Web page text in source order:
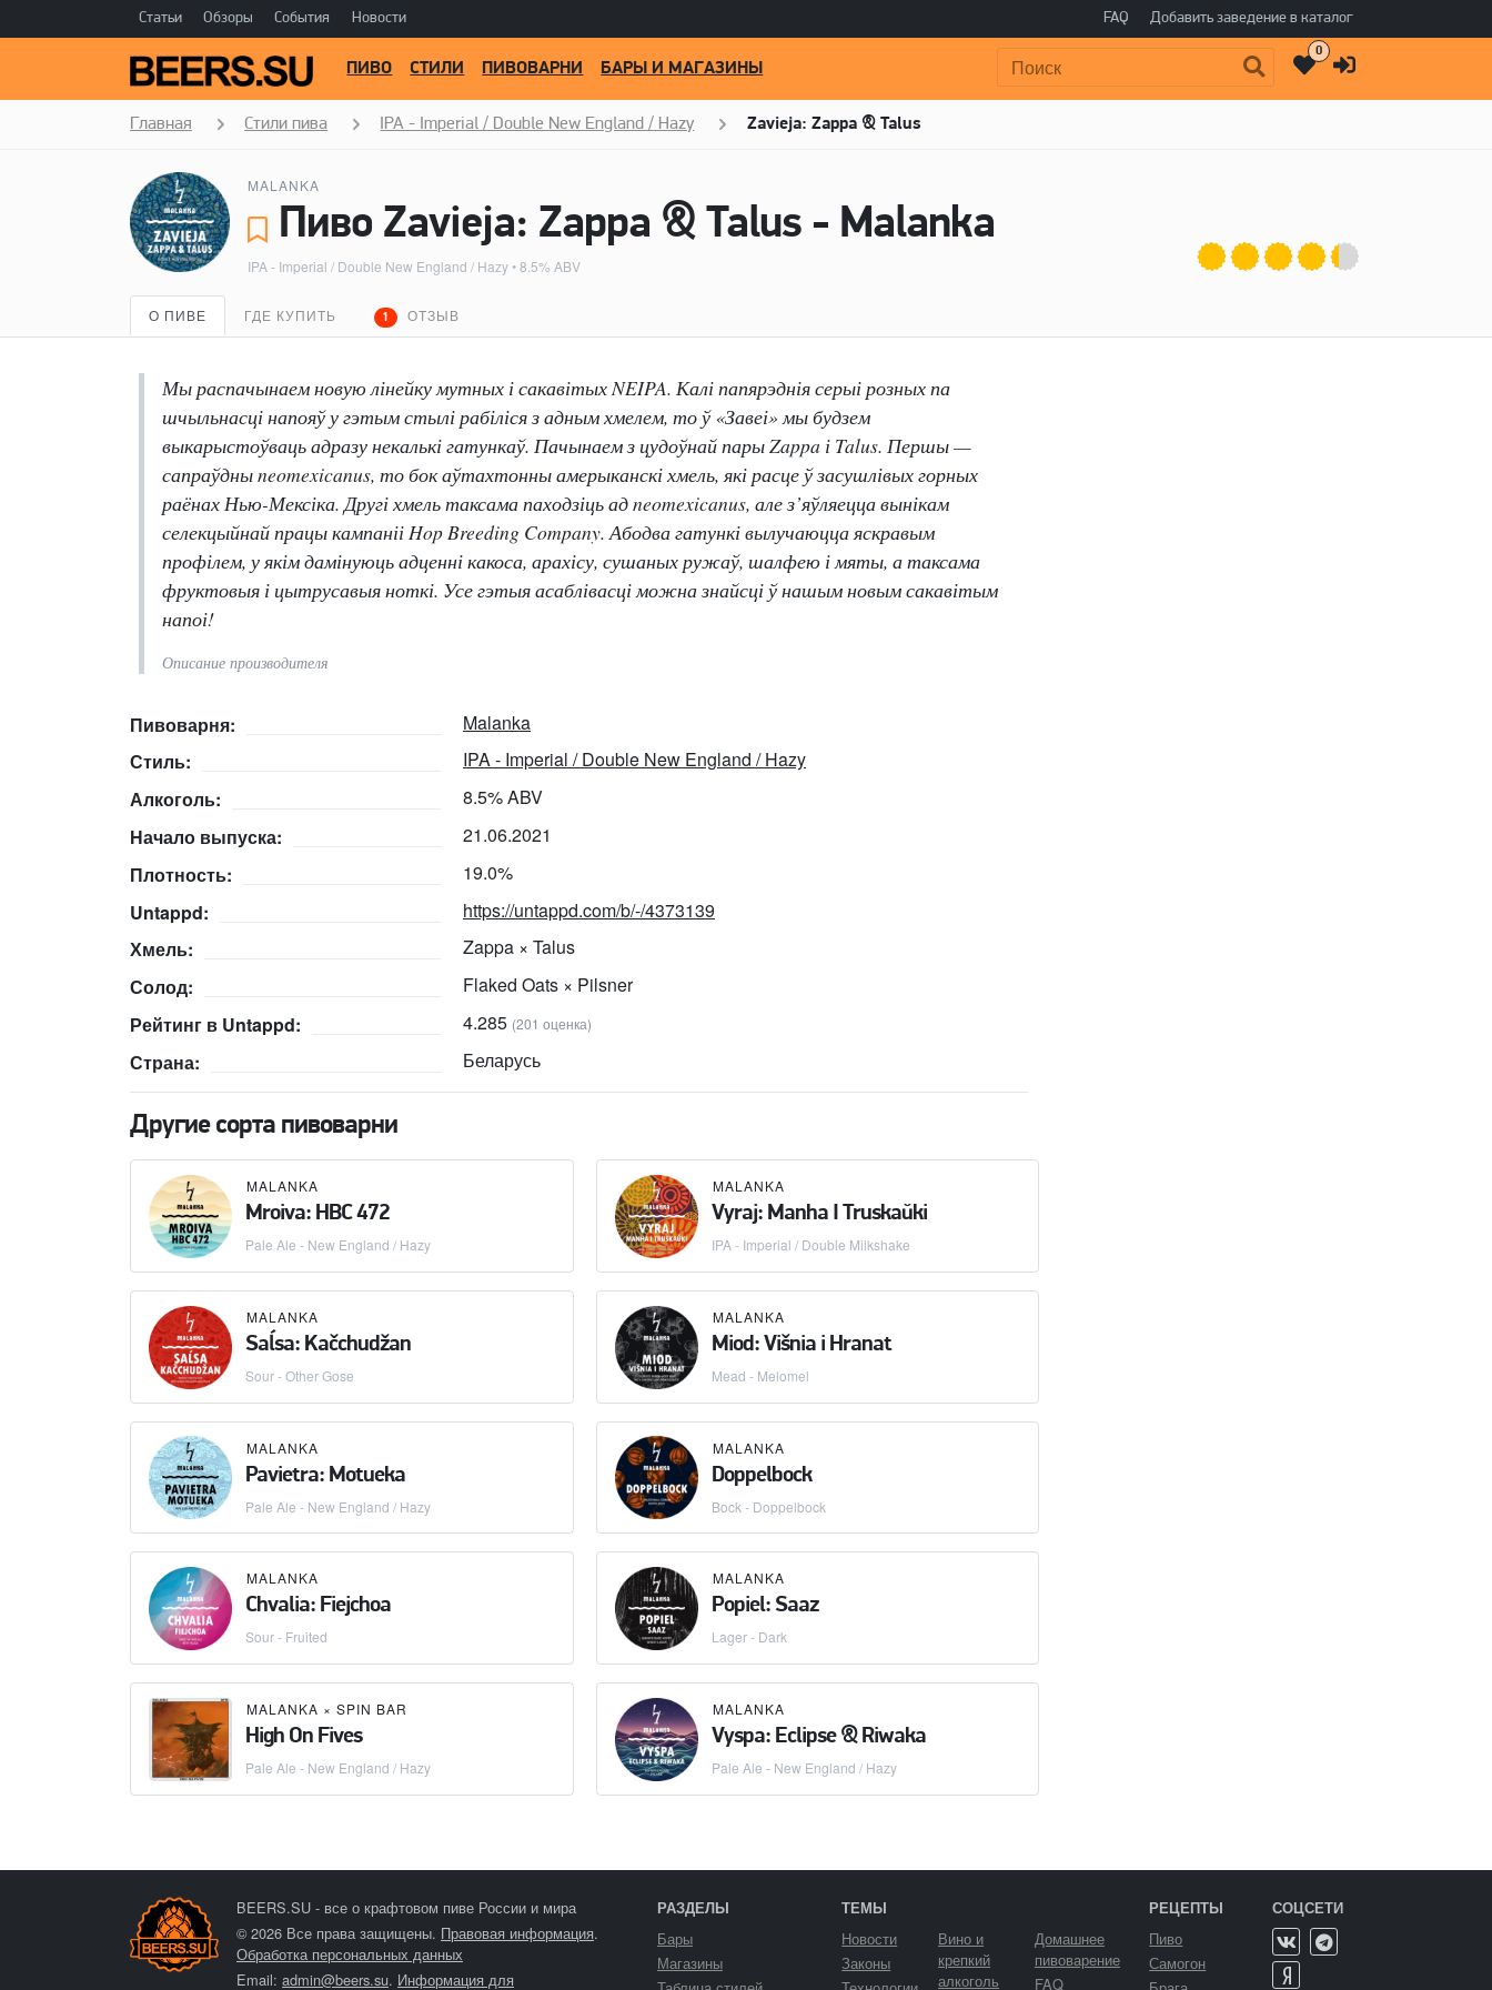
Статьи Обзоры События Новости FAQ Добавить заведение в каталог
Поиск:
ПИВО СТИЛИ ПИВОВАРНИ БАРЫ И МАГАЗИНЫ
0
Главная Стили пива IPA - Imperial / Double New England / Hazy Zavieja: Zappa & Talus
MALANKA
Пиво Zavieja: Zappa & Talus - Malanka
IPA - Imperial / Double New England / Hazy• 8.5% ABV
О ПИВЕ ГДЕ КУПИТЬ 1 ОТЗЫВ
Мы распачынаем новую лінейку мутных і сакавітых NEIPA. Калі папярэднія серыі розных па
шчыльнасці напояў у гэтым стылі рабіліся з адным хмелем, то ў «Завеі» мы будзем
выкарыстоўваць адразу некалькі гатункаў. Пачынаем з цудоўнай пары Zappa і Talus. Першы —
сапраўдны neomexicanus, то бок аўтахтонны амерыканскі хмель, які расце ў засушлівых горных
раёнах Нью-Мексіка. Другі хмель таксама паходзіць ад neomexicanus, але з’яўляецца вынікам
селекцыйнай працы кампаніі Hop Breeding Company. Абодва гатункі вылучаюцца яскравым
профілем, у якім дамінуюць адценні какоса, арахісу, сушаных ружаў, шалфею і мяты, а таксама
фруктовыя і цытрусавыя ноткі. Усе гэтыя асаблівасці можна знайсці ў нашым новым сакавітым
напоі!
Описание производителя
Пивоварня:
Malanka
Стиль:
IPA - Imperial / Double New England / Hazy
Алкоголь:
8.5% ABV
Начало выпуска:
21.06.2021
Плотность:
19.0%
Untappd:
https://untappd.com/b/-/4373139
Хмель:
Zappa × Talus
Солод:
Flaked Oats × Pilsner
Рейтинг в Untappd:
4.285 (201 оценка)
Страна: Беларусь
Другие сорта пивоварни
MALANKA
Mroiva: HBC 472
Pale Ale - New England / Hazy
MALANKA
Vyraj: Manha I Truskaŭki
IPA - Imperial / Double Milkshake
MALANKA
Saĺsa: Kačchudžan
Sour - Other Gose
MALANKA
Miod: Višnia i Hranat
Mead - Melomel
MALANKA
Pavietra: Motueka
Pale Ale - New England / Hazy
MALANKA
Doppelbock
Bock - Doppelbock
MALANKA
Chvalia: Fiejchoa
Sour - Fruited
MALANKA
Popiel: Saaz
Lager - Dark
MALANKA × SPIN BAR
High On Fives
Pale Ale - New England / Hazy
MALANKA
Vyspa: Eclipse & Riwaka
Pale Ale - New England / Hazy
BEERS.SU - все о крафтовом пиве России и мира
© 2026 Все права защищены. Правовая информация.
Обработка персональных данных
Email: admin@beers.su. Информация для
РАЗДЕЛЫ
Бары
Магазины
ТЕМЫ
Новости
Законы
Вино и
крепкий
алкоголь
Домашнее
пивоварение
FAQ
РЕЦЕПТЫ
Пиво
Самогон
СОЦСЕТИ